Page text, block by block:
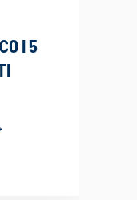
I 5